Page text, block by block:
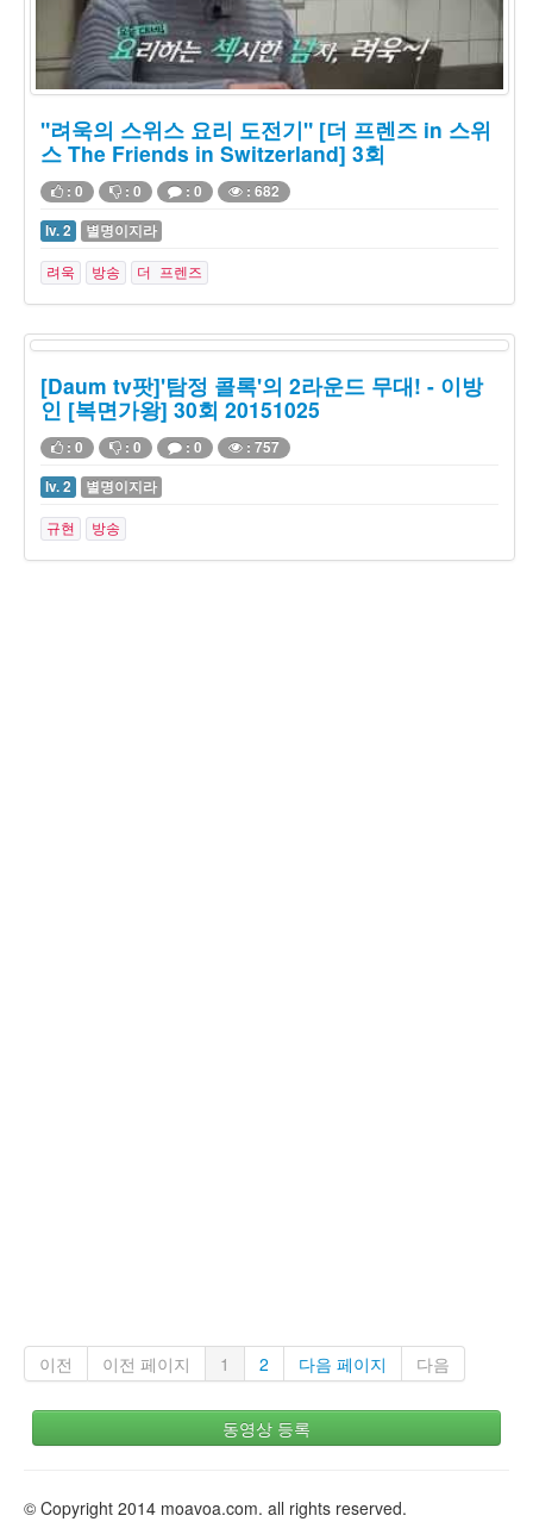
"려욱의 스위스 요리 도전기" [더 프렌즈 in 스위
스 The Friends in Switzerland] 3회
: 0 : 0 : 0
: 682
lv. 2
별명이지라
려욱 방송 더 프렌즈
[Daum tv팟]'탐정 콜록'의 2라운드 무대! - 이방
인 [복면가왕] 30회 20151025
: 0 : 0 : 0
: 757
lv. 2
별명이지라
규현 방송
이전 이전 페이지 1 2 다음 페이지 다음
동영상 등록
© Copyright 2014 moavoa.com. all rights reserved.